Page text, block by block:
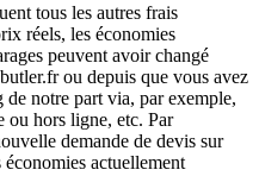
tous les autres frais
réels, les économies
peuvent avoir changé
ou depuis que vous avez
notre part via, par exemple,
ou hors ligne, etc. Par
demande de devis sur
actuellement